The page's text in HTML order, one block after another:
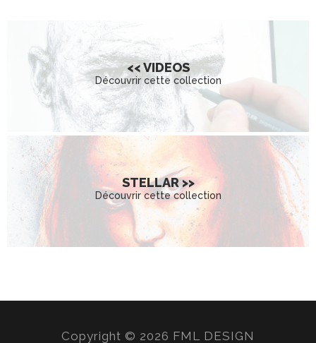
<< VIDEOS
Découvrir cette collection
STELLAR >>
Découvrir cette collection
Copyright © 2026 FML DESIGN